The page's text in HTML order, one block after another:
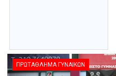
ΠΡΩΤΆΘΛΗΜΑ ΓΥΝΑΙΚΏΝ